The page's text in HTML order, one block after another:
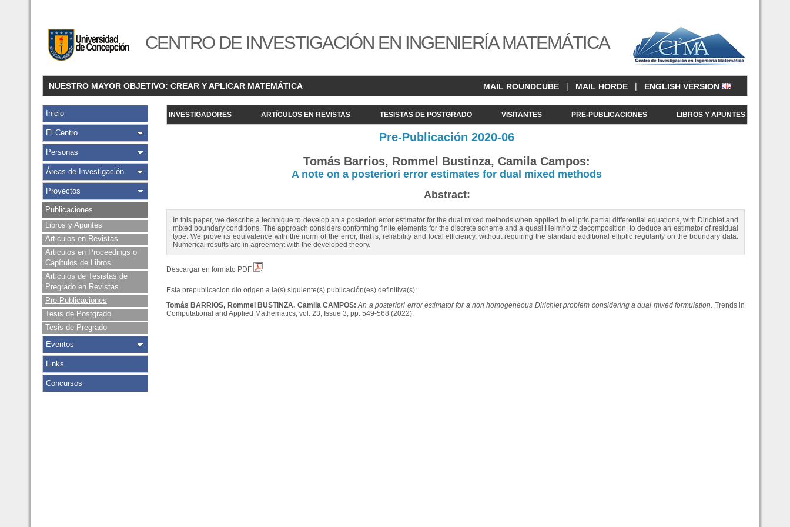
CENTRO DE INVESTIGACIÓN EN INGENIERÍA MATEMÁTICA
NUESTRO MAYOR OBJETIVO: CREAR Y APLICAR MATEMÁTICA MAIL ROUNDCUBE | MAIL HORDE | ENGLISH VERSION
Inicio
El Centro
Personas
Áreas de Investigación
Proyectos
Publicaciones
Libros y Apuntes
Articulos en Revistas
Articulos en Proceedings o
Capítulos de Libros
Articulos de Tesistas de
Pregrado en Revistas
Pre-Publicaciones
Tesis de Postgrado
Tesis de Pregrado
Eventos
Links
Concursos
INVESTIGADORES ARTÍCULOS EN REVISTAS TESISTAS DE POSTGRADO VISITANTES PRE-PUBLICACIONES LIBROS Y APUNTES
Pre-Publicación 2020-06
Tomás Barrios, Rommel Bustinza, Camila Campos:
A note on a posteriori error estimates for dual mixed methods
Abstract:
In this paper, we describe a technique to develop an a posteriori error estimator for the dual mixed methods when applied to elliptic partial differential equations, with Dirichlet and
mixed boundary conditions. The approach considers conforming finite elements for the discrete scheme and a quasi Helmholtz decomposition, to deduce an estimator of residual
type. We prove its equivalence with the norm of the error, that is, reliability and local efficiency, without requiring the standard additional elliptic regularity on the boundary data.
Numerical results are in agreement with the developed theory.
Descargar en formato PDF
Esta prepublicacion dio origen a la(s) siguiente(s) publicación(es) definitiva(s):
Tomás BARRIOS, Rommel BUSTINZA, Camila CAMPOS:An a posteriori error estimator for a non homogeneous Dirichlet problem considering a dual mixed formulation. Trends in
Computational and Applied Mathematics, vol. 23, Issue 3, pp. 549-568 (2022).